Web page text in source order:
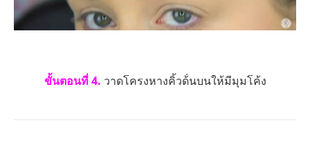
ขั้นตอนที่ 4. วาดโครงหางคิ้วด้่นบนให้มีมุมโค้ง